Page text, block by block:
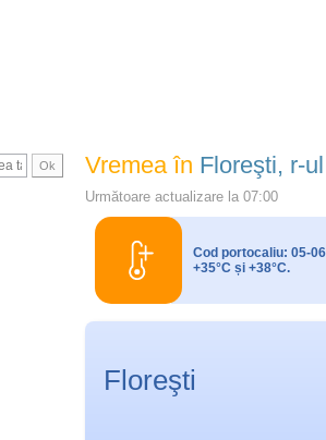
Vremea în Floreşti, r-
Următoare actualizare la 07:00
Cod portocaliu: 05-
+35°C și +38°C.
Floreşti